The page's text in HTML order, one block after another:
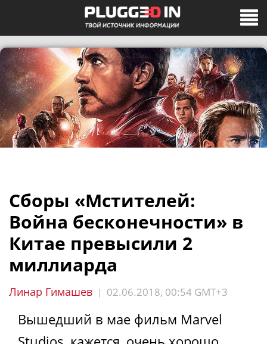
Сборы «Мстителей:
Война бесконечности» в
Китае превысили 2
миллиарда
Линар Гимашев | 02.06.2018, 00:54 GMT+3
Вышедший в мае фильм Marvel